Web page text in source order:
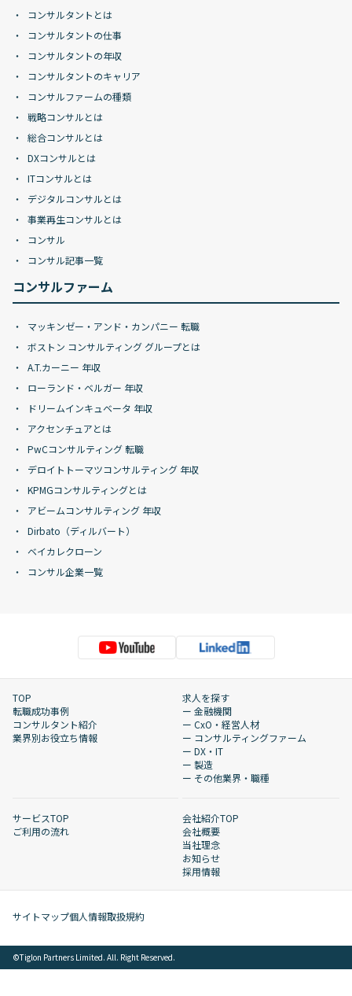
コンサルタントとは
コンサルタントの仕事
コンサルタントの年収
コンサルタントのキャリア
コンサルファームの種類
戦略コンサルとは
総合コンサルとは
DXコンサルとは
ITコンサルとは
デジタルコンサルとは
事業再生コンサルとは
コンサル
コンサル記事一覧
コンサルファーム
マッキンゼー・アンド・カンパニー 転職
ボストン コンサルティング グループとは
A.T.カーニー 年収
ローランド・ベルガー 年収
ドリームインキュベータ 年収
アクセンチュアとは
PwCコンサルティング 転職
デロイトトーマツコンサルティング 年収
KPMGコンサルティングとは
アビームコンサルティング 年収
Dirbato（ディルバート）
ベイカレクローン
コンサル企業一覧
TOP
転職成功事例
コンサルタント紹介
業界別お役立ち情報
求人を探す
ー 金融機関
ー CxO・経営人材
ー コンサルティングファーム
ー DX・IT
ー 製造
ー その他業界・職種
サービスTOP
ご利用の流れ
会社紹介TOP
会社概要
当社理念
お知らせ
採用情報
サイトマップ個人情報取扱規約
©︎Tiglon Partners Limited. All. Right Reserved.